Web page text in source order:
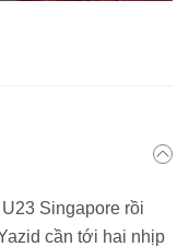
Singapore rồi
cần tới hai nhịp